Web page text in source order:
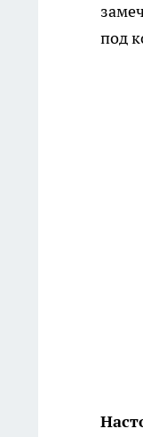
под